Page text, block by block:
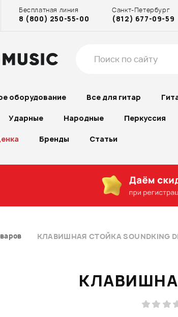
Бесплатная линия
8 (800) 250-55-00
Санкт-Петербург
(812) 677-09-59
оборудование Все для гитар
Ударные Народные Перкуссия
Бренды Статьи
КЛАВИШНАЯ СТОЙКА SOUNDKING